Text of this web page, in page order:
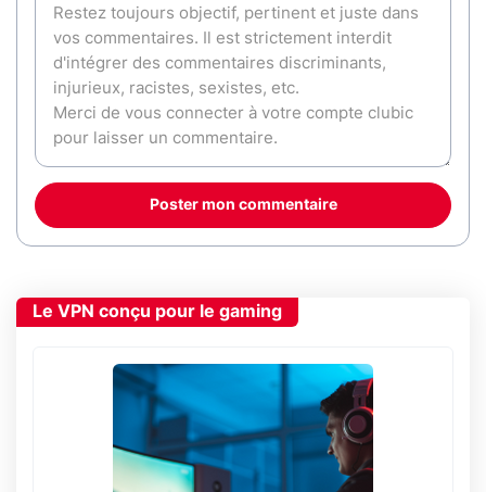
Poster mon commentaire
Le VPN conçu pour le gaming